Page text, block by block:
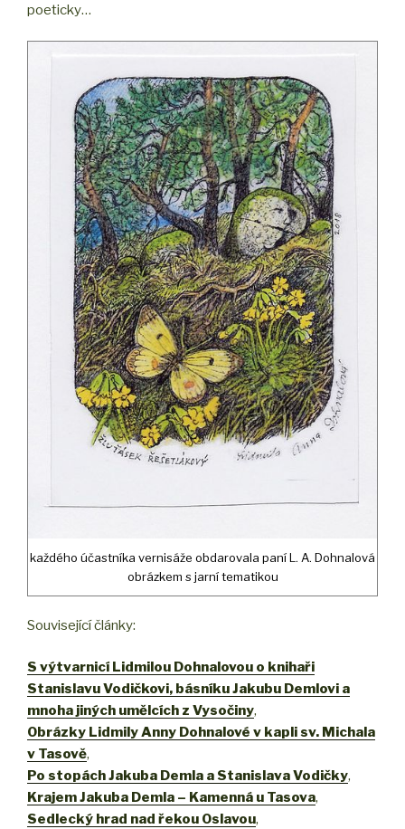
poeticky…
každého účastníka vernisáže obdarovala paní L. A. Dohnalová
obrázkem s jarní tematikou
Související články:
S výtvarnicí Lidmilou Dohnalovou o knihaři
Stanislavu Vodičkovi, básníku Jakubu Demlovi a
mnoha jiných umělcích z Vysočiny,
Obrázky Lidmily Anny Dohnalové v kapli sv. Michala
v Tasově,
Po stopách Jakuba Demla a Stanislava Vodičky,
Krajem Jakuba Demla – Kamenná u Tasova,
Sedlecký hrad nad řekou Oslavou,